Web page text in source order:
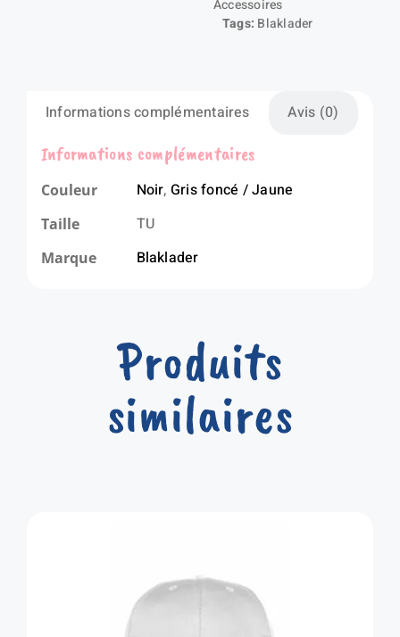
Accessoires
Tags: Blaklader
Informations complémentaires Avis (0)
Informations complémentaires
Couleur Noir, Gris foncé / Jaune
Taille TU
Marque Blaklader
Produits
similaires